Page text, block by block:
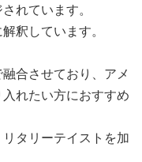
れています。
釈しています。
合させており、アメ
れたい方におすすめ
タリーテイストを加